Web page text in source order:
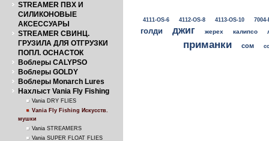
STREAMER ПВХ И
СИЛИКОНОВЫЕ
АКСЕССУАРЫ
STREAMER СВИНЦ.
ГРУЗИЛА ДЛЯ ОТГРУЗКИ
ПОПЛ. ОСНАСТОК
Воблеры CALYPSO
Воблеры GOLDY
Воблеры Monarch Lures
Нахлыст Vania Fly Fishing
Vania DRY FLIES
Vania Fly Fishing Искусств.
мушки
Vania STREAMERS
Vania SUPER FLOAT FLIES
4111-OS-6 4112-OS-8 4113-OS-10 7004-
голди джиг жерех калипсо
приманки сом